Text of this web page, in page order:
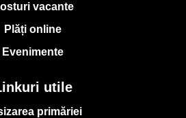
vacante
Plăți online
Evenimente
utile
primăriei